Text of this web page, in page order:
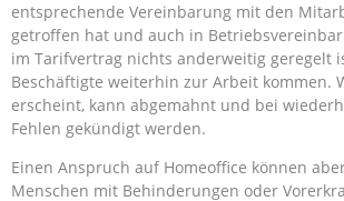
entsprechende Vereinbarung mit den
getroffen hat und auch in
im Tarifvertrag nichts anderweitig geregelt
Beschäftigte weiterhin zur Arbeit kommen.
erscheint, kann abgemahnt und bei
Fehlen gekündigt werden.
Einen Anspruch auf Homeoffice können
Menschen mit Behinderungen oder